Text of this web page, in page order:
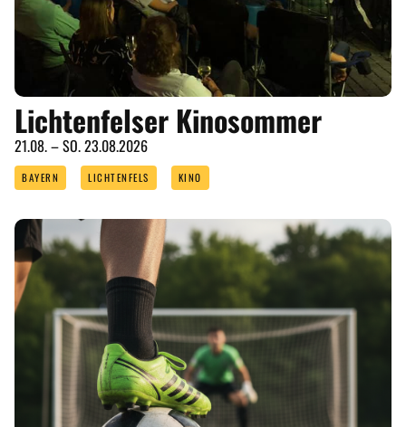
Lichtenfelser Kinosommer
21.08. – SO. 23.08.2026
BAYERN LICHTENFELS KINO